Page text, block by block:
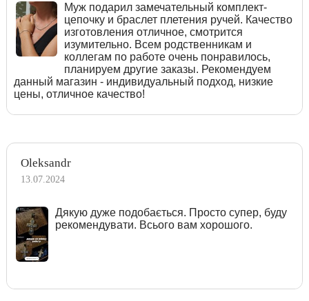
Муж подарил замечательный комплект-
цепочку и браслет плетения ручей. Качество
изготовления отличное, смотрится
изумительно. Всем родственникам и
коллегам по работе очень понравилось,
планируем другие заказы. Рекомендуем
данный магазин - индивидуальный подход, низкие
цены, отличное качество!
Oleksandr
13.07.2024
Дякую дуже подобається. Просто супер, буду
рекомендувати. Всього вам хорошого.